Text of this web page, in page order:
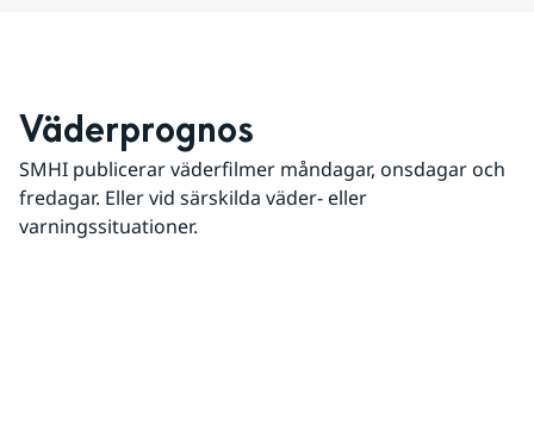
Väderprognos
SMHI publicerar väderfilmer måndagar, onsdagar och
fredagar. Eller vid särskilda väder- eller
varningssituationer.